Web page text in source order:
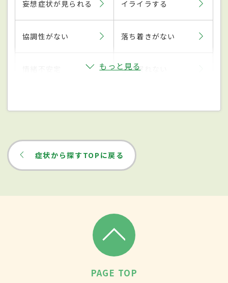
妄想症状が見られる イライラする
協調性がない 落ち着きがない
よく眠れない
もっと見る
症状から探すTOPに戻る
PAGE TOP